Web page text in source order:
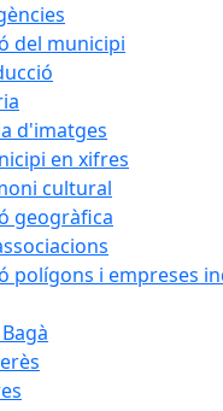
del municipi
d'imatges
en xifres
cultural
geogràfica
polígons i empreses